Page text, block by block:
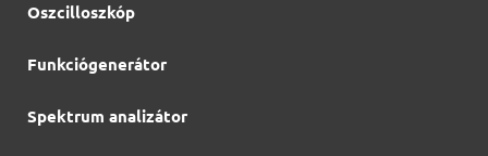
Oszcilloszkóp
Funkciógenerátor
Spektrum analizátor